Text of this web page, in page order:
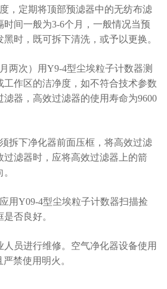
，定期将顶部预滤器中的无纺布滤
间一般为3-6个月，一般情况当预
时，既可拆下清洗，或予以更换。
两次）用Y9-4型尘埃粒子计数器测
工作区的洁净度，如不符合技术参数
器，高效过滤器的使用寿命为9600
拆下净化器前面压框，将高效过滤
过滤器时，应将高效过滤器上的箭
用Y09-4型尘埃粒子计数器扫描捡
否良好。
人员进行维修。空气净化器设备使用
禁使用明火。